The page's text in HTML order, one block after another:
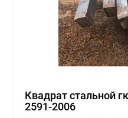
Квадрат стальной
2591-2006